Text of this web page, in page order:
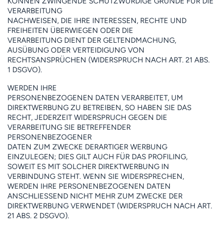
VERARBEITUNG
NACHWEISEN, DIE IHRE INTERESSEN, RECHTE UND
FREIHEITEN ÜBERWIEGEN ODER DIE
VERARBEITUNG DIENT DER GELTENDMACHUNG,
AUSÜBUNG ODER VERTEIDIGUNG VON
RECHTSANSPRÜCHEN (WIDERSPRUCH NACH ART. 21 ABS.
1 DSGVO).
WERDEN IHRE
PERSONENBEZOGENEN DATEN VERARBEITET, UM
DIREKTWERBUNG ZU BETREIBEN, SO HABEN SIE DAS
RECHT, JEDERZEIT WIDERSPRUCH GEGEN DIE
VERARBEITUNG SIE BETREFFENDER
PERSONENBEZOGENER
DATEN ZUM ZWECKE DERARTIGER WERBUNG
EINZULEGEN; DIES GILT AUCH FÜR DAS PROFILING,
SOWEIT ES MIT SOLCHER DIREKTWERBUNG IN
VERBINDUNG STEHT. WENN SIE WIDERSPRECHEN,
WERDEN IHRE PERSONENBEZOGENEN DATEN
ANSCHLIESSEND NICHT MEHR ZUM ZWECKE DER
DIREKTWERBUNG VERWENDET (WIDERSPRUCH NACH ART.
21 ABS. 2 DSGVO).